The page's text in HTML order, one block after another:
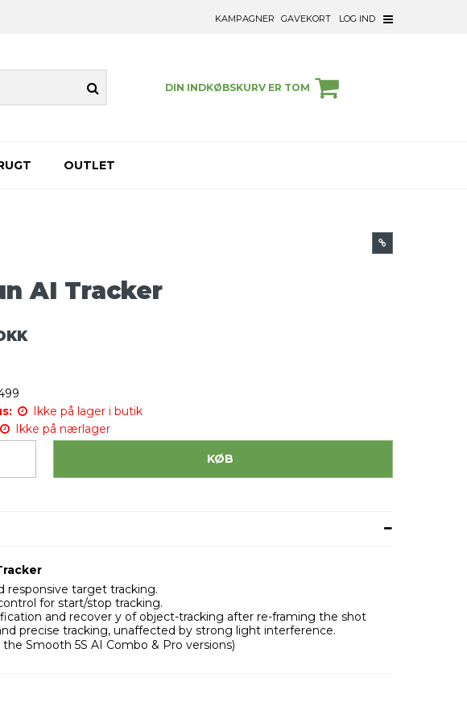
KAMPAGNER GAVEKORT LOG IND
DIN INDKØBSKURV ER TOM
OUTLET
AI Tracker
Ikke på lager i butik
Ikke på nærlager
KØB
responsive target tracking.
for start/stop tracking.
and recover y of object-tracking after re-framing the shot
precise tracking, unaffected by strong light interference.
Smooth 5S AI Combo & Pro versions)